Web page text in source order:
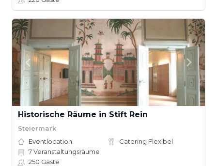
Historische Räume in Stift Rein
Steiermark
Eventlocation
Catering Flexibel
7Veranstaltungsräume
250 Gäste